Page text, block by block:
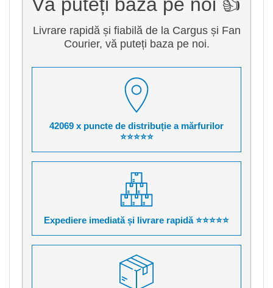
Livrare rapidă și fiabilă de la Cargus și Fan
Courier, vă puteți baza pe noi.
42069 x puncte de distribuție a mărfurilor
⭐⭐⭐⭐⭐
Expediere imediată și livrare rapidă ⭐⭐⭐⭐⭐